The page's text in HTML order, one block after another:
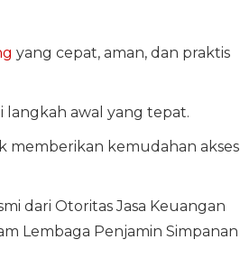
yang cepat, aman, dan praktis
langkah awal yang tepat.
memberikan kemudahan akses
dari Otoritas Jasa Keuangan
Lembaga Penjamin Simpanan